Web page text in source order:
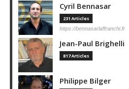
Cyril Bennasar
231 Articles
https://bennasarlaffranchi.fr
Jean-Paul Brighelli
817 Articles
Philippe Bilger